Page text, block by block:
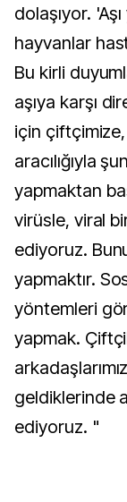
dolaşıyor. 'Aşı
hayvanlar
Bu kirli
aşıya karşı
için çiftçimize,
aracılığıyla
yapmaktan
virüsle, viral
ediyoruz.
yapmaktır.
yöntemleri
yapmak.
geldiklerinde
ediyoruz. "